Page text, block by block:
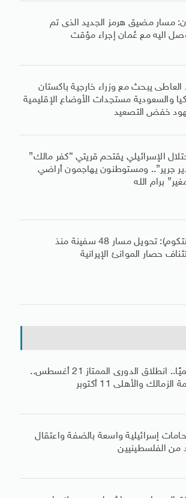
مسار مضيق هرمز الجديد الذى تم
اليه مع عُمان إجراء مؤقت
العاطى يبحث مع وزراء خارجية باكستان
والسعودية مستجدات الأوضاع الإقليمية
خفض التصعيد
الإسرائيلي يقتحم قريتي “كفر مالك”
جرير”.. ومستوطنون يهاجمون أراضي
برام الله
(سنتكوم): تحويل مسار 48 سفينة منذ
حصار الموانئ الإيرانية
رسميًا.. انطلاق الدورى الممتاز 21 أغسطس..
الزمالك والأهلى 11 أكتوبر
إسرائيلية واسعة بالضفة واعتقال
من الفلسطينيين